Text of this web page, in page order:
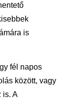
is
fél napos
között, vagy
is. A